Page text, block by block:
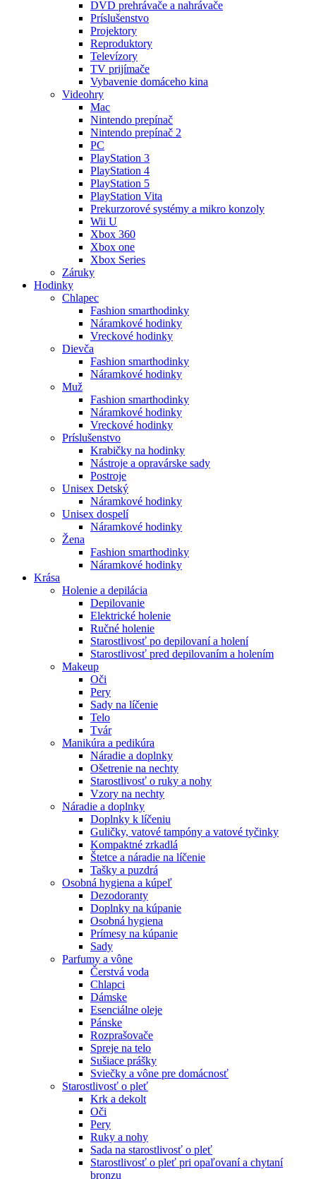
DVD prehrávače a nahrávače
Príslušenstvo
Projektory
Reproduktory
Televízory
TV prijímače
Vybavenie domáceho kina
Videohry
Mac
Nintendo prepínač
Nintendo prepínač 2
PC
PlayStation 3
PlayStation 4
PlayStation 5
PlayStation Vita
Prekurzorové systémy a mikro konzoly
Wii U
Xbox 360
Xbox one
Xbox Series
Záruky
Hodinky
Chlapec
Fashion smarthodinky
Náramkové hodinky
Vreckové hodinky
Dievča
Fashion smarthodinky
Náramkové hodinky
Muž
Fashion smarthodinky
Náramkové hodinky
Vreckové hodinky
Príslušenstvo
Krabičky na hodinky
Nástroje a opravárske sady
Postroje
Unisex Detský
Náramkové hodinky
Unisex dospelí
Náramkové hodinky
Žena
Fashion smarthodinky
Náramkové hodinky
Krása
Holenie a depilácia
Depilovanie
Elektrické holenie
Ručné holenie
Starostlivosť po depilovaní a holení
Starostlivosť pred depilovaním a holením
Makeup
Oči
Pery
Sady na líčenie
Telo
Tvár
Manikúra a pedikúra
Náradie a doplnky
Ošetrenie na nechty
Starostlivosť o ruky a nohy
Vzory na nechty
Náradie a doplnky
Doplnky k líčeniu
Guličky, vatové tampóny a vatové tyčinky
Kompaktné zrkadlá
Štetce a náradie na líčenie
Tašky a puzdrá
Osobná hygiena a kúpeľ
Dezodoranty
Doplnky na kúpanie
Osobná hygiena
Prímesy na kúpanie
Sady
Parfumy a vône
Čerstvá voda
Chlapci
Dámske
Esenciálne oleje
Pánske
Rozprašovače
Spreje na telo
Sušiace prášky
Sviečky a vône pre domácnosť
Starostlivosť o pleť
Krk a dekolt
Oči
Pery
Ruky a nohy
Sada na starostlivosť o pleť
Starostlivosť o pleť pri opaľovaní a chytaní
bronzu